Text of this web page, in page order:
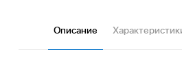
Описание